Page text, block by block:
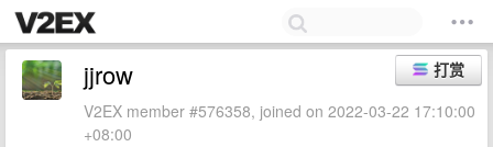
打赏
jjrow
V2EX member #576358, joined on 2022-03-22 17:10:00
+08:00